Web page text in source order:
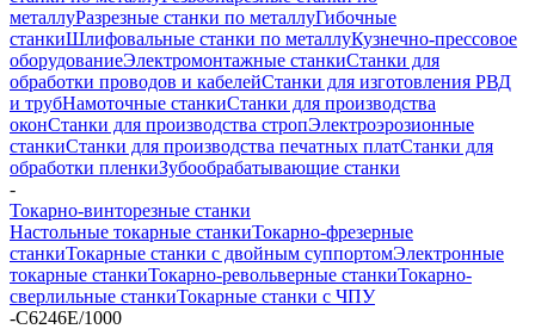
металлуРазрезные станки по металлуГибочные
станкиШлифовальные станки по металлуКузнечно-прессовое
оборудованиеЭлектромонтажные станкиСтанки для
обработки проводов и кабелейСтанки для изготовления РВД
и трубНамоточные станкиСтанки для производства
оконСтанки для производства стропЭлектроэрозионные
станкиСтанки для производства печатных платСтанки для
обработки пленкиЗубообрабатывающие станки
-
Токарно-винторезные станки
Настольные токарные станкиТокарно-фрезерные
станкиТокарные станки с двойным суппортомЭлектронные
токарные станкиТокарно-револьверные станкиТокарно-
сверлильные станкиТокарные станки с ЧПУ
-C6246E/1000